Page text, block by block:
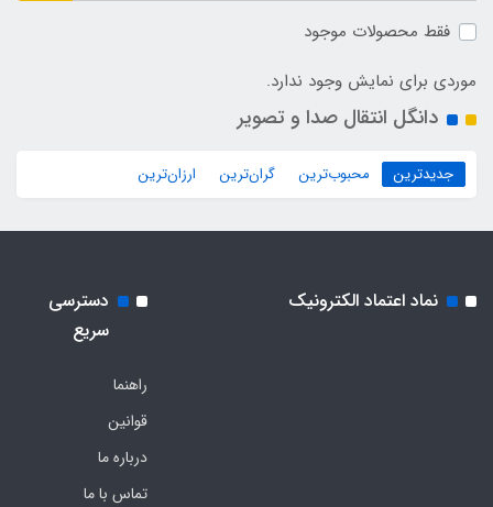
فقط محصولات موجود
موردی برای نمایش وجود ندارد.
دانگل انتقال صدا و تصویر
جدیدترین محبوب‌ترین گران‌ترین ارزان‌ترین
نماد اعتماد الکترونیک
دسترسی
سریع
راهنما
قوانین
درباره ما
تماس با ما